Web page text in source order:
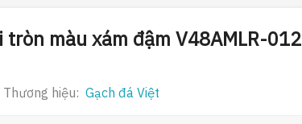
tròn màu xám đậm V48AMLR-012
Thương hiệu: Gạch đá Việt